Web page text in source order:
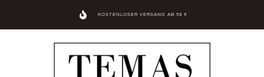
KOSTENLOSER VERSAND AB 59 €